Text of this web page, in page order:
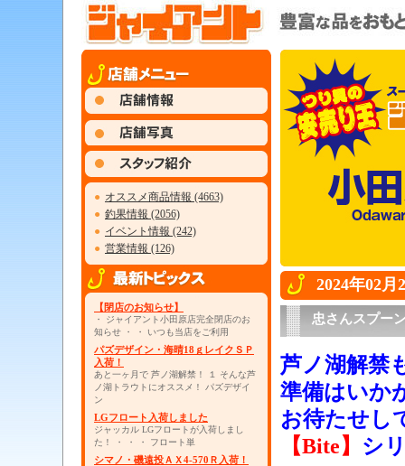
● オススメ商品情報 (4663)
● 釣果情報 (2056)
● イベント情報 (242)
● 営業情報 (126)
【閉店のお知らせ】
・ ジャイアント小田原店完全閉店のお
知らせ ・ ・ いつも当店をご利用
パズデザイン・海晴18ｇレイクＳＰ
入荷！
あと一ヶ月で 芦ノ湖解禁！ １ そんな芦
ノ湖トラウトにオススメ！ パズデザイ
ン
LGフロート入荷しました
ジャッカル LGフロートが入荷しまし
た！ ・ ・ ・ フロート単
シマノ・磯遠投ＡＸ4-570Ｒ入荷！
2024年02月
忠さんスプー
芦ノ湖解禁
準備はいか
お待たせし
【Bite】 シ